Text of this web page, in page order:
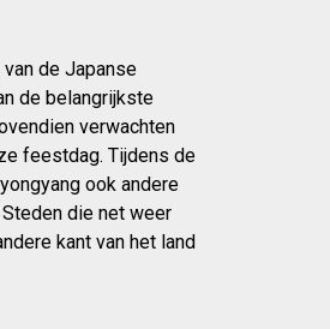
de Japanse
de belangrijkste
verwachten
feestdag. Tijdens de
ook andere
die net weer
kant van het land